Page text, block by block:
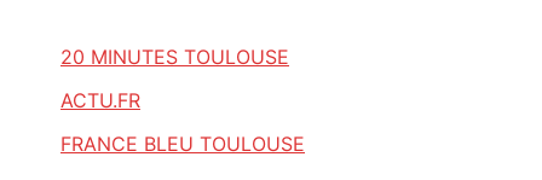
20 MINUTES TOULOUSE
ACTU.FR
FRANCE BLEU TOULOUSE